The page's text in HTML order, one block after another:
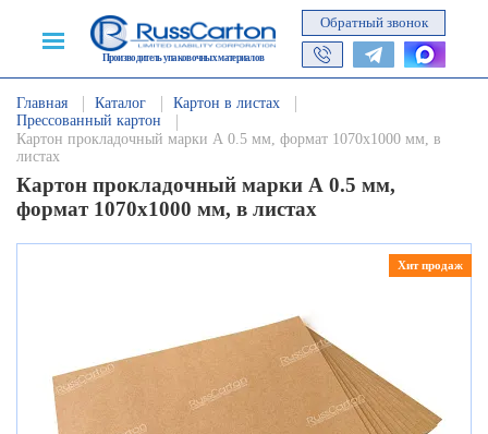
Производитель упаковочных материалов
Обратный звонок
Главная Каталог
Картон в листах
Прессованный картон
Картон прокладочный марки А 0.5 мм, формат 1070х1000 мм, в
листах
Картон прокладочный марки А 0.5 мм,
формат 1070х1000 мм, в листах
Хит продаж